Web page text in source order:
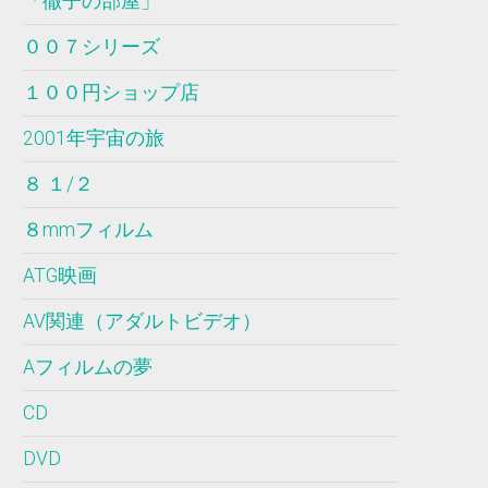
００７シリーズ
１００円ショップ店
2001年宇宙の旅
８ １/２
８mmフィルム
ATG映画
AV関連（アダルトビデオ）
Aフィルムの夢
CD
DVD